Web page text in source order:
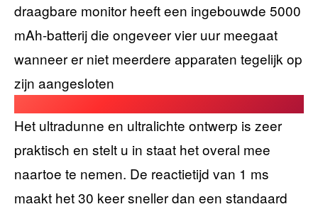
draagbare monitor heeft een ingebouwde 5000
mAh-batterij die ongeveer vier uur meegaat
wanneer er niet meerdere apparaten tegelijk op
zijn aangesloten
Het ultradunne en ultralichte ontwerp is zeer
praktisch en stelt u in staat het overal mee
naartoe te nemen. De reactietijd van 1 ms
maakt het 30 keer sneller dan een standaard